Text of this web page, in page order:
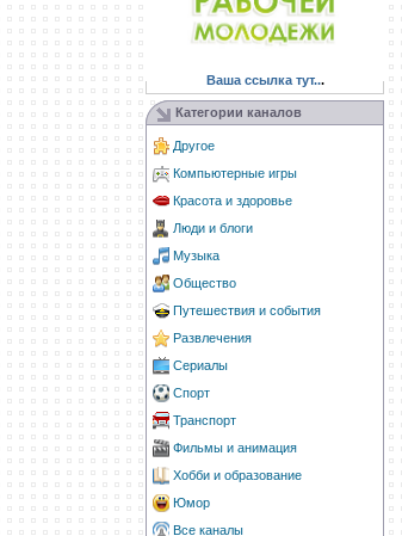
Ваша ссылка тут...
Категории каналов
Другое
Компьютерные игры
Красота и здоровье
Люди и блоги
Музыка
Общество
Путешествия и события
Развлечения
Сериалы
Спорт
Транспорт
Фильмы и анимация
Хобби и образование
Юмор
Все каналы